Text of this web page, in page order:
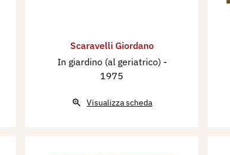
Scaravelli Giordano
In giardino (al geriatrico) -
1975
Visualizza scheda